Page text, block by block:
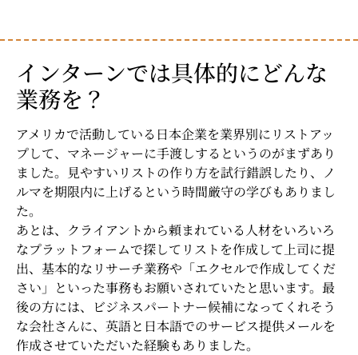
インターンでは具体的にどんな
業務を？
アメリカで活動している日本企業を業界別にリストアッ
プして、マネージャーに手渡しするというのがまずあり
ました。見やすいリストの作り方を試行錯誤したり、ノ
ルマを期限内に上げるという時間厳守の学びもありまし
た。
あとは、クライアントから頼まれている人材をいろいろ
なプラットフォームで探してリストを作成して上司に提
出、基本的なリサーチ業務や「エクセルで作成してくだ
さい」といった事務もお願いされていたと思います。最
後の方には、ビジネスパートナー候補になってくれそう
な会社さんに、英語と日本語でのサービス提供メールを
作成させていただいた経験もありました。